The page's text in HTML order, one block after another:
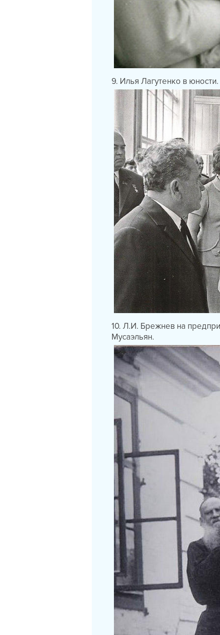
9. Илья Лагутенко в юности.
10. Л.И. Брежнев на
Мусаэльян.